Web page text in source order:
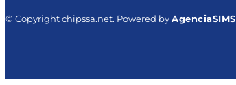
© Copyright chipssa.net. Powered byAgenciaSIMS